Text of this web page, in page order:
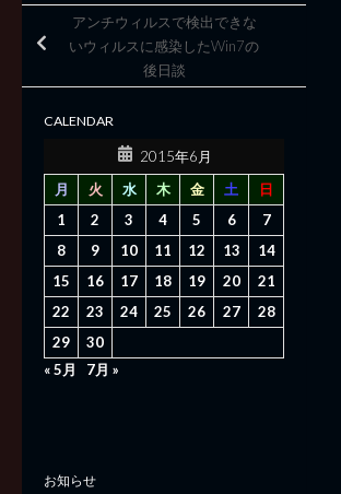
アンチウィルスで検出できな
いウィルスに感染したWin7の
後日談
CALENDAR
2015年6月
月
火 水 木 金 土
日
1
2 3 4 5 6
7
8
9 10 11 12 13
14
15
16 17 18 19 20
21
22
23 24 25 26 27
28
29
30
« 5月
7月 »
お知らせ